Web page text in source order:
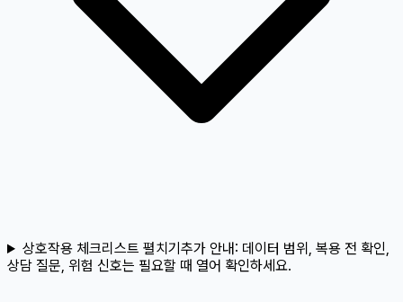
상호작용 체크리스트 펼치기추가 안내: 데이터 범위, 복용 전 확인,
상담 질문, 위험 신호는 필요할 때 열어 확인하세요.